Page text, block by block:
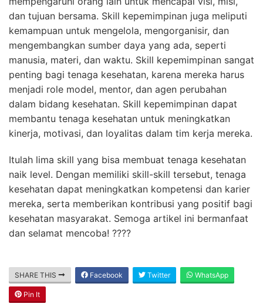
dan tujuan bersama. Skill kepemimpinan juga meliputi
kemampuan untuk mengelola, mengorganisir, dan
mengembangkan sumber daya yang ada, seperti
manusia, materi, dan waktu. Skill kepemimpinan sangat
penting bagi tenaga kesehatan, karena mereka harus
menjadi role model, mentor, dan agen perubahan
dalam bidang kesehatan. Skill kepemimpinan dapat
membantu tenaga kesehatan untuk meningkatkan
kinerja, motivasi, dan loyalitas dalam tim kerja mereka.
Itulah lima skill yang bisa membuat tenaga kesehatan
naik level. Dengan memiliki skill-skill tersebut, tenaga
kesehatan dapat meningkatkan kompetensi dan karier
mereka, serta memberikan kontribusi yang positif bagi
kesehatan masyarakat. Semoga artikel ini bermanfaat
dan selamat mencoba! ????
SHARE THIS Facebook Twitter WhatsApp
Pin It